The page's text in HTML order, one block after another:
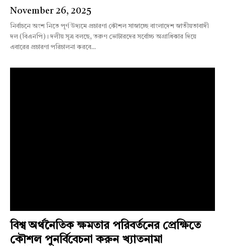
November 26, 2025
নির্বাচনে অংশ নিতে পূর্ণ উদ্যমে প্রচারণা কৌশল সাজাচ্ছে বাংলাদেশ জাতীয়তাবাদী
দল (বিএনপি)। দলীয় সূত্র বলছে, তরুণ ভোটারদের সর্বোচ্চ অগ্রাধিকার দিয়ে
এবারের প্রচারণা পরিচালনা করবে...
বিশ্ব অর্থনৈতিক ক্ষমতার পরিবর্তনের প্রেক্ষিতে
কৌশল পুনর্বিবেচনা করুন খ্যাতনামা